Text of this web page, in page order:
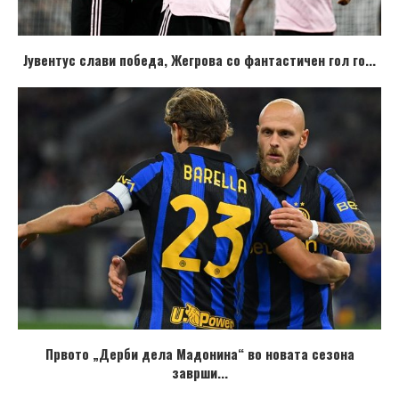
Јувентус слави победа, Жегрова со фантастичен гол го...
Првото „Дерби дела Мадонина“ во новата сезона
заврши...